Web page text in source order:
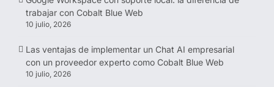
trabajar con Cobalt Blue Web
10 julio, 2026
Las ventajas de implementar un Chat AI empresarial
con un proveedor experto como Cobalt Blue Web
10 julio, 2026